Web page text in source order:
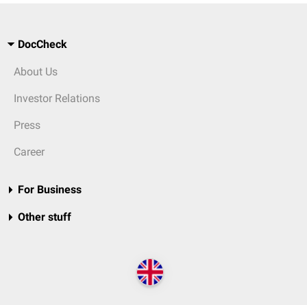
DocCheck
About Us
Investor Relations
Press
Career
For Business
Other stuff